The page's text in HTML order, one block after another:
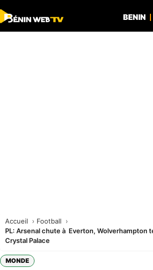
BENIN
Accueil
Football
PL: Arsenal chute à Everton, Wolverhampton
Crystal Palace
MONDE